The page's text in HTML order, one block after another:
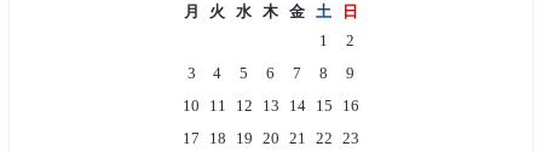
月
火 水 木 金 土 日
1
2
3
4 5 6 7 8
9
10
11 12 13 14 15
16
17
18 19 20 21 22 23